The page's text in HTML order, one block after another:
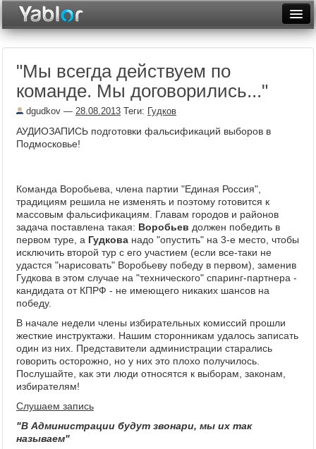
Неделя
Месяц
Рейтинги
Видеотоп
"Мы всегда действуем по
команде. Мы договорились..."
dgudkov — 28.08.2013 Теги: Гудков
АУДИОЗАПИСЬ подготовки фальсификаций выборов в
Подмосковье!
Команда Воробьева, члена партии "Единая Россия",
традициям решила не изменять и поэтому готовится к
массовым фальсификациям. Главам городов и районов
задача поставлена такая: Воробьев должен победить в
первом туре, а Гудкова надо "опустить" на 3-е место, чтобы
исключить второй тур с его участием (если все-таки не
удастся "нарисовать" Воробьеву победу в первом), заменив
Гудкова в этом случае на "технического" спаринг-партнера -
кандидата от КПРФ - не имеющего никаких шансов на
победу.
В начале недели члены избирательных комиссий прошли
жесткие инструктажи. Нашим сторонникам удалось записать
один из них. Представители администрации старались
говорить осторожно, но у них это плохо получилось.
Послушайте, как эти люди относятся к выборам, законам,
избирателям!
Слушаем запись
"В Администрации будут звонари, мы их так
называем"